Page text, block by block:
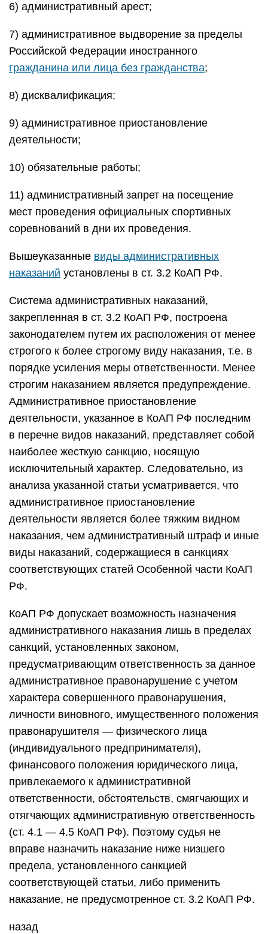
6) административный арест;
7) административное выдворение за пределы
Российской Федерации иностранного
гражданина или лица без гражданства;
8) дисквалификация;
9) административное приостановление
деятельности;
10) обязательные работы;
11) административный запрет на посещение
мест проведения официальных спортивных
соревнований в дни их проведения.
Вышеуказанные виды административных
наказаний установлены в ст. 3.2 КоАП РФ.
Система административных наказаний,
закрепленная в ст. 3.2 КоАП РФ, построена
законодателем путем их расположения от менее
строгого к более строгому виду наказания, т.е. в
порядке усиления меры ответственности. Менее
строгим наказанием является предупреждение.
Административное приостановление
деятельности, указанное в КоАП РФ последним
в перечне видов наказаний, представляет собой
наиболее жесткую санкцию, носящую
исключительный характер. Следовательно, из
анализа указанной статьи усматривается, что
административное приостановление
деятельности является более тяжким видном
наказания, чем административный штраф и иные
виды наказаний, содержащиеся в санкциях
соответствующих статей Особенной части КоАП
РФ.
КоАП РФ допускает возможность назначения
административного наказания лишь в пределах
санкций, установленных законом,
предусматривающим ответственность за данное
административное правонарушение с учетом
характера совершенного правонарушения,
личности виновного, имущественного положения
правонарушителя — физического лица
(индивидуального предпринимателя),
финансового положения юридического лица,
привлекаемого к административной
ответственности, обстоятельств, смягчающих и
отягчающих административную ответственность
(ст. 4.1 — 4.5 КоАП РФ). Поэтому судья не
вправе назначить наказание ниже низшего
предела, установленного санкцией
соответствующей статьи, либо применить
наказание, не предусмотренное ст. 3.2 КоАП РФ.
назад